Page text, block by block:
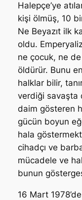
Halepçe’ye
kişi ölmüş, 10
Ne Beyazıt ilk
oldu.
ne çocuk, ne de
öldürür. Bunu
halklar bilir,
verdiği savaşta
daim gösteren
gücün boyun
hala
cihadçı ve
mücadele ve
bunun
16 Mart